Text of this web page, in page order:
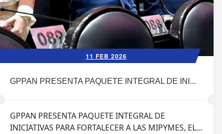
11 FEB 2026
GPPAN PRESENTA PAQUETE INTEGRAL DE INI...
GPPAN PRESENTA PAQUETE INTEGRAL DE
INICIATIVAS PARA FORTALECER A LAS MIPYMES, EL...